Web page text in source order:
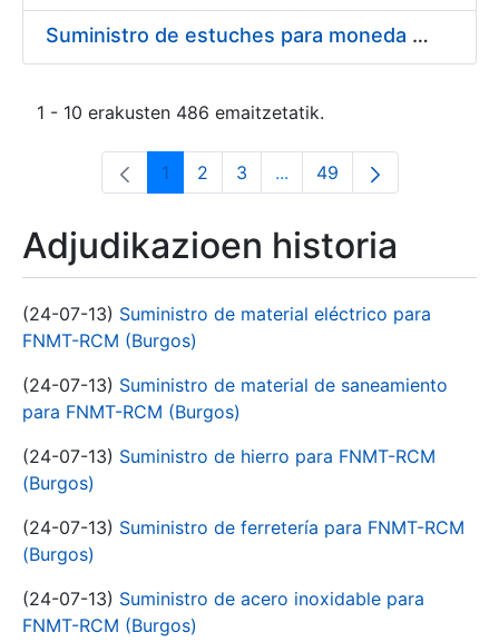
Suministro de estuches para moneda de 30 €
1 - 10 erakusten 486 emaitzetatik.
Orrialdea
1 Orrialdea
2 Orrialdea
3 ...Intermediate Pages Use
Orrialdea
49
Adjudikazioen historia
(24-07-13) Suministro de material eléctrico para
FNMT-RCM (Burgos)
(24-07-13) Suministro de material de saneamiento
para FNMT-RCM (Burgos)
(24-07-13) Suministro de hierro para FNMT-RCM
(Burgos)
(24-07-13) Suministro de ferretería para FNMT-RCM
(Burgos)
(24-07-13) Suministro de acero inoxidable para
FNMT-RCM (Burgos)